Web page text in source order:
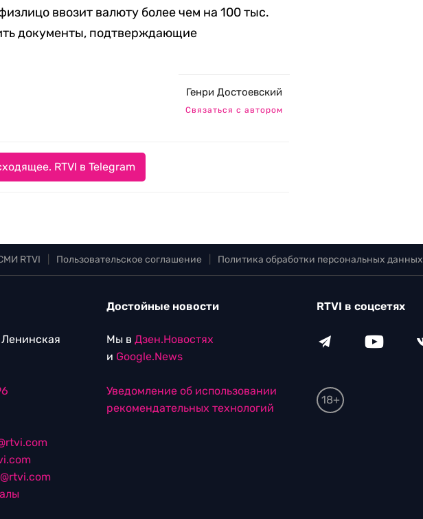
ввозит валюту более чем на 100 тыс.
документы, подтверждающие
Генри Достоевский
Связаться с автором
RTVI в Telegram
RTVI Пользовательское соглашение Политика обработки персональных данных
Ленинская
Достойные новости
Мы в Дзен.Новостях
и Google.News
Уведомление об использовании
рекомендательных технологий
RTVI в соцсетях
18+